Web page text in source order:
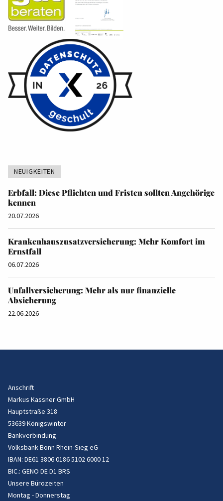
NEUIGKEITEN
Erbfall: Diese Pflichten und Fristen sollten Angehörige
kennen
20.07.2026
Krankenhauszusatzversicherung: Mehr Komfort im
Ernstfall
06.07.2026
Unfallversicherung: Mehr als nur finanzielle
Absicherung
22.06.2026
Anschrift
Markus Kassner GmbH
Hauptstraße 318
53639 Königswinter
Bankverbindung
Volksbank Bonn Rhein-Sieg eG
IBAN: DE61 3806 0186 5102 6000 12
BIC.: GENO DE D1 BRS
Unsere Bürozeiten
Montag - Donnerstag